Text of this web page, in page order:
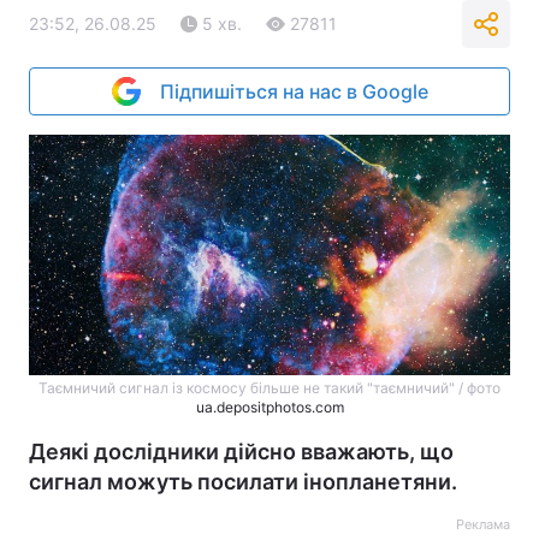
23:52, 26.08.25 5 хв. 27811
Підпишіться на нас в Google
Таємничий сигнал із космосу більше не такий "таємничий" / фото
ua.depositphotos.com
Деякі дослідники дійсно вважають, що
сигнал можуть посилати інопланетяни.
Реклама